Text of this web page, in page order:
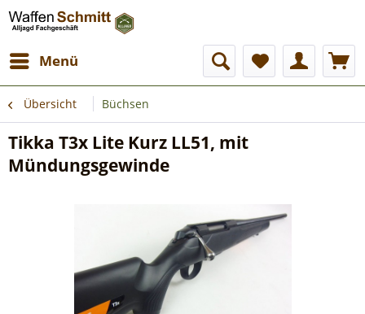
Menü
Übersicht Büchsen
Tikka T3x Lite Kurz LL51, mit
Mündungsgewinde